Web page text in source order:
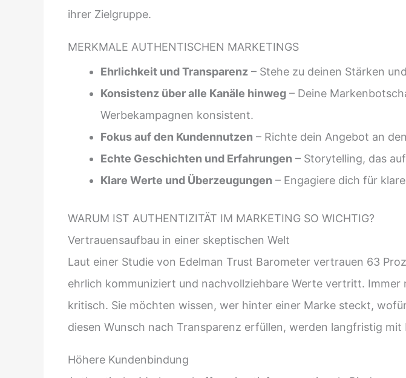
ihrer Zielgruppe.
MERKMALE AUTHENTISCHEN MARKETINGS
Ehrlichkeit und Transparenz – Stehe zu deinen Stärken
Konsistenz über alle Kanäle hinweg – Deine
Werbekampagnen konsistent.
Fokus auf den Kundennutzen – Richte dein Angebot an
Echte Geschichten und Erfahrungen – Storytelling, das
Klare Werte und Überzeugungen – Engagiere dich für
WARUM IST AUTHENTIZITÄT IM MARKETING SO WICHTIG?
Vertrauensaufbau in einer skeptischen Welt
Laut einer Studie von Edelman Trust Barometer vertrauen 63
ehrlich kommuniziert und nachvollziehbare Werte vertritt.
kritisch. Sie möchten wissen, wer hinter einer Marke steckt,
diesen Wunsch nach Transparenz erfüllen, werden langfristig mit
Höhere Kundenbindung